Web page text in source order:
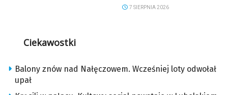
7 SIERPNIA 2026
Ciekawostki
Balony znów nad Nałęczowem. Wcześniej loty odwołał
upał